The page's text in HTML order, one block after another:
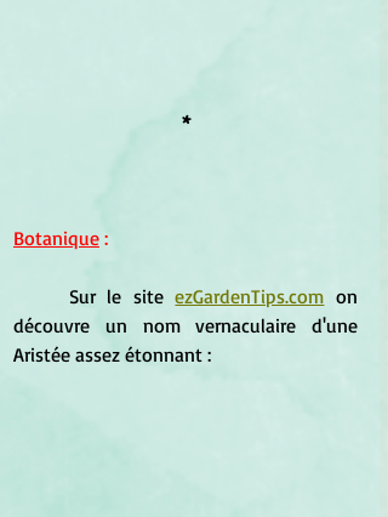
*
Botanique :
	Sur le site
ezGardenTips.com on
découvre un nom vernaculaire d'une
Aristée assez étonnant :